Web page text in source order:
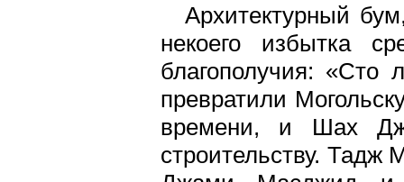
Архитектурный
некоего избытка
благополучия: «Сто
превратили
времени, и Шах
строительству.